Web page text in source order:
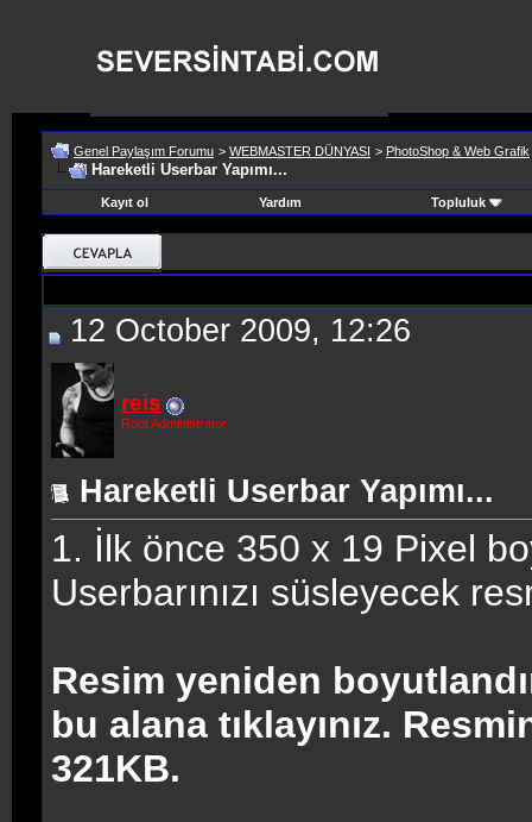
Genel Paylaşım Forumu > WEBMASTER DÜNYASI > PhotoShop & Web Grafik
Hareketli Userbar Yapımı...
Kayıt ol Yardım Topluluk
12 October 2009, 12:26
reis
Root Administrator
Hareketli Userbar Yapımı...
1. İlk önce 350 x 19 Pixel
Userbarınızı süsleyecek
Resim yeniden
bu alana tıklayınız.
321KB.